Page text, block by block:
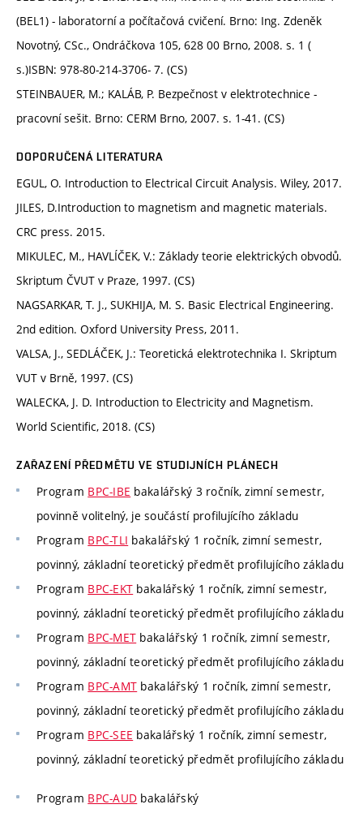
(BEL1) - laboratorní a počítačová cvičení. Brno: Ing. Zdeněk
Novotný, CSc., Ondráčkova 105, 628 00 Brno, 2008. s. 1 (
s.)ISBN: 978-80-214-3706- 7. (CS)
STEINBAUER, M.; KALÁB, P. Bezpečnost v elektrotechnice -
pracovní sešit. Brno: CERM Brno, 2007. s. 1-41. (CS)
DOPORUČENÁ LITERATURA
EGUL, O. Introduction to Electrical Circuit Analysis. Wiley, 2017.
JILES, D.Introduction to magnetism and magnetic materials.
CRC press. 2015.
MIKULEC, M., HAVLÍČEK, V.: Základy teorie elektrických obvodů.
Skriptum ČVUT v Praze, 1997. (CS)
NAGSARKAR, T. J., SUKHIJA, M. S. Basic Electrical Engineering.
2nd edition. Oxford University Press, 2011.
VALSA, J., SEDLÁČEK, J.: Teoretická elektrotechnika I. Skriptum
VUT v Brně, 1997. (CS)
WALECKA, J. D. Introduction to Electricity and Magnetism.
World Scientific, 2018. (CS)
ZAŘAZENÍ PŘEDMĚTU VE STUDIJNÍCH PLÁNECH
Program BPC-IBE bakalářský 3 ročník, zimní semestr,
povinně volitelný, je součástí profilujícího základu
Program BPC-TLI bakalářský 1 ročník, zimní semestr,
povinný, základní teoretický předmět profilujícího základu
Program BPC-EKT bakalářský 1 ročník, zimní semestr,
povinný, základní teoretický předmět profilujícího základu
Program BPC-MET bakalářský 1 ročník, zimní semestr,
povinný, základní teoretický předmět profilujícího základu
Program BPC-AMT bakalářský 1 ročník, zimní semestr,
povinný, základní teoretický předmět profilujícího základu
Program BPC-SEE bakalářský 1 ročník, zimní semestr,
povinný, základní teoretický předmět profilujícího základu
Program BPC-AUD bakalářský